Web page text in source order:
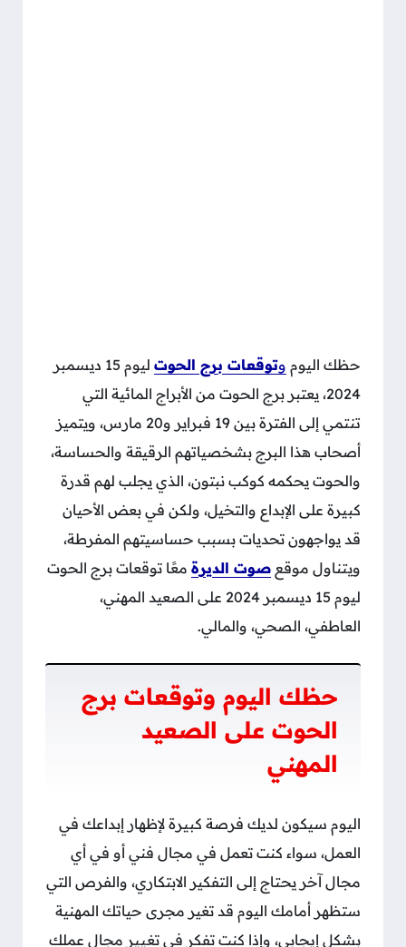
حظك اليوم وتوقعات برج الحوت
ليوم 15 ديسمبر
2024، يعتبر برج الحوت من الأبراج المائية التي
تنتمي إلى الفترة بين 19 فبراير و20 مارس، ويتميز
أصحاب هذا البرج بشخصياتهم الرقيقة والحساسة،
والحوت يحكمه كوكب نبتون، الذي يجلب لهم قدرة
كبيرة على الإبداع والتخيل، ولكن في بعض الأحيان
قد يواجهون تحديات بسبب حساسيتهم المفرطة،
ويتناول موقع صوت الديرة معًا توقعات برج الحوت
ليوم 15 ديسمبر 2024 على الصعيد المهني،
العاطفي، الصحي، والمالي.
حظك اليوم وتوقعات برج
الحوت على الصعيد
المهني
اليوم سيكون لديك فرصة كبيرة لإظهار إبداعك في
العمل، سواء كنت تعمل في مجال فني أو في أي
مجال آخر يحتاج إلى التفكير الابتكاري، والفرص التي
ستظهر أمامك اليوم قد تغير مجرى حياتك المهنية
بشكل إيجابي، وإذا كنت تفكر في تغيير مجال عملك